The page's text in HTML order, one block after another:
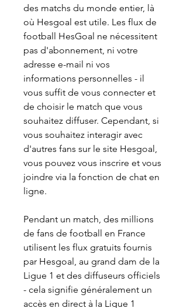
des matchs du monde entier, là
où Hesgoal est utile. Les flux de
football HesGoal ne nécessitent
pas d'abonnement, ni votre
adresse e-mail ni vos
informations personnelles - il
vous suffit de vous connecter et
de choisir le match que vous
souhaitez diffuser. Cependant, si
vous souhaitez interagir avec
d'autres fans sur le site Hesgoal,
vous pouvez vous inscrire et vous
joindre via la fonction de chat en
ligne.
Pendant un match, des millions
de fans de football en France
utilisent les flux gratuits fournis
par Hesgoal, au grand dam de la
Ligue 1 et des diffuseurs officiels
- cela signifie généralement un
accès en direct à la Ligue 1